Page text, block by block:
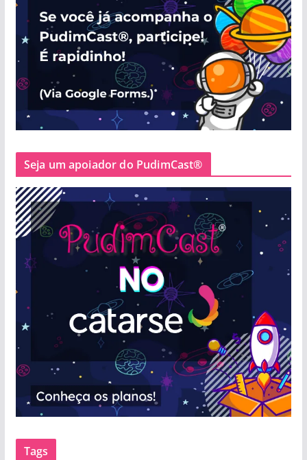
Seja um apoiador do PudimCast®
Tags